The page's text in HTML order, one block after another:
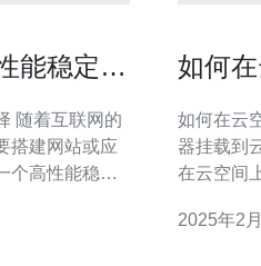
能稳定的
搭建网站或应
个高性能稳定
商，但如何
如何
如何在云空间上挂
器挂载到
在云空间
时，需要考虑以下因素
2025年2